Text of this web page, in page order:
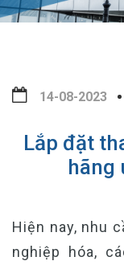
14-08-2023
Lắp đặt
hãng
Hiện nay, nhu
nghiệp hóa,